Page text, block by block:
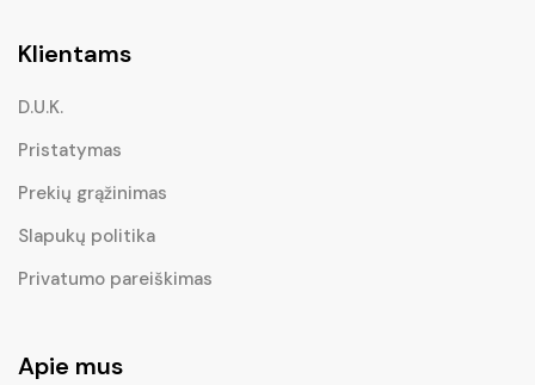
Klientams
D.U.K.
Pristatymas
Prekių grąžinimas
Slapukų politika
Privatumo pareiškimas
Apie mus